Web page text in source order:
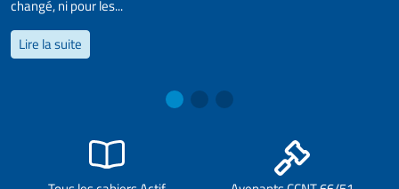
changé, ni pour les...
Lire la suite